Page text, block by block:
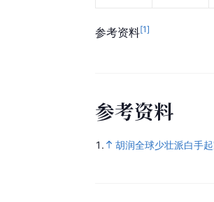
参考资料[1]
参考资料
1. 胡润全球少壮派白手